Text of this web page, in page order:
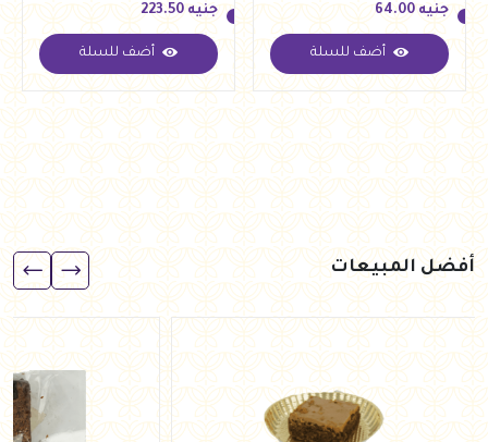
جنيه
جنيه 64.00
أضف للسلة
جنيه
جنيه 223.50
أضف للسلة
أفضل المبيعات